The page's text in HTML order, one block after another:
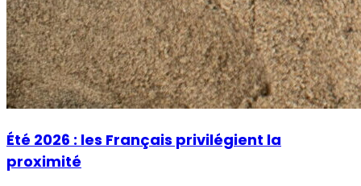
Été 2026 : les Français privilégient la
proximité